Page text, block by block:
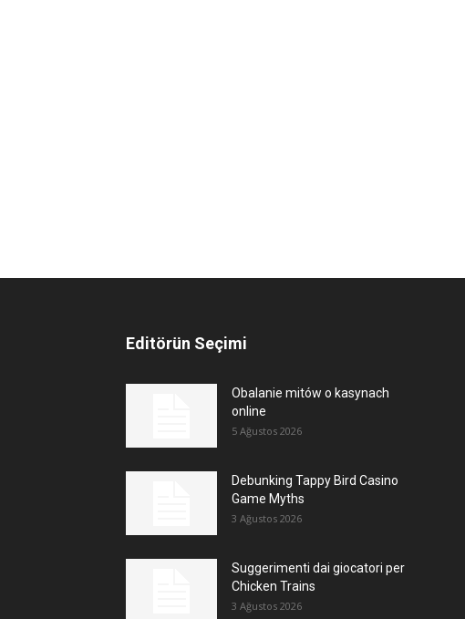
Editörün Seçimi
Obalanie mitów o kasynach
online
5 Ağustos 2026
Debunking Tappy Bird Casino
Game Myths
3 Ağustos 2026
Suggerimenti dai giocatori per
Chicken Trains
3 Ağustos 2026